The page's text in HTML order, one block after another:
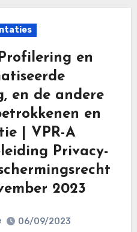
en
en de andere
en
| VPR-A
Privacy-
2023
06/09/2023